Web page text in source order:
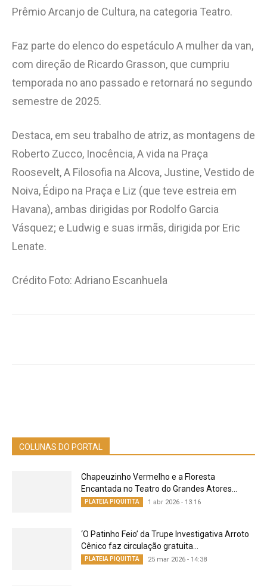
Prêmio Arcanjo de Cultura, na categoria Teatro.
Faz parte do elenco do espetáculo A mulher da van,
com direção de Ricardo Grasson, que cumpriu
temporada no ano passado e retornará no segundo
semestre de 2025.
Destaca, em seu trabalho de atriz, as montagens de
Roberto Zucco, Inocência, A vida na Praça
Roosevelt, A Filosofia na Alcova, Justine, Vestido de
Noiva, Édipo na Praça e Liz (que teve estreia em
Havana), ambas dirigidas por Rodolfo Garcia
Vásquez; e Ludwig e suas irmãs, dirigida por Eric
Lenate.
Crédito Foto: Adriano Escanhuela
COLUNAS DO PORTAL
Chapeuzinho Vermelho e a Floresta
Encantada no Teatro do Grandes Atores...
PLATEIA PIQUITITA 1 abr 2026 - 13:16
‘O Patinho Feio’ da Trupe Investigativa Arroto
Cênico faz circulação gratuita...
PLATEIA PIQUITITA 25 mar 2026 - 14:38